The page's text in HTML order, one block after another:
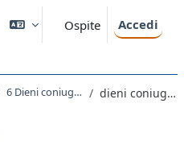
Ospite Accedi
6 Dieni coniugati dieni coniugati